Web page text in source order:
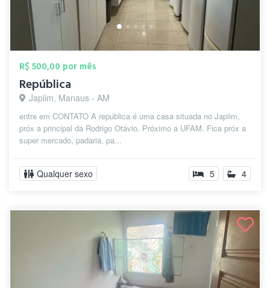
R$ 500,00 por mês
República
Japiim, Manaus - AM
entre em CONTATO A república é uma casa situada no Japiim,
próx a principal da Rodrigo Otávio. Próximo a UFAM. Fica próx a
super mercado, padaria, pa...
Qualquer sexo 5 4